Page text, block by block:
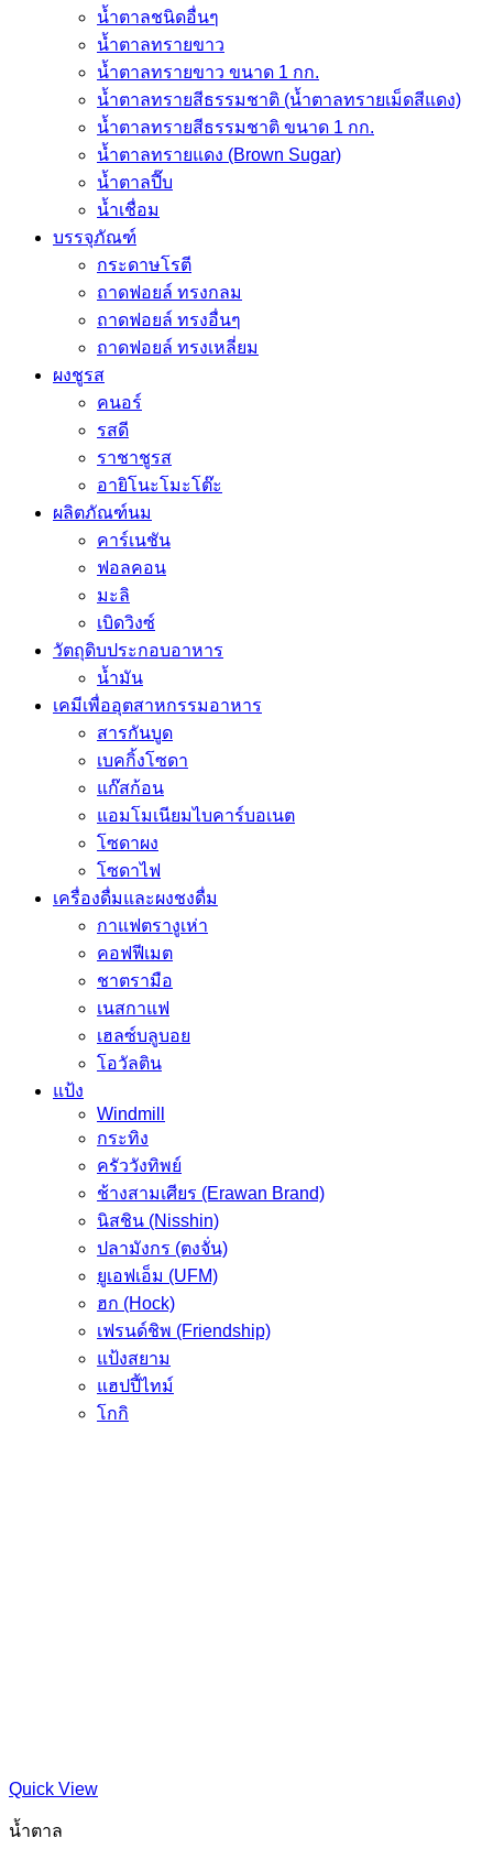
น้ำตาลชนิดอื่นๆ
น้ำตาลทรายขาว
น้ำตาลทรายขาว ขนาด 1 กก.
น้ำตาลทรายสีธรรมชาติ (น้ำตาลทรายเม็ดสีแดง)
น้ำตาลทรายสีธรรมชาติ ขนาด 1 กก.
น้ำตาลทรายแดง (Brown Sugar)
น้ำตาลปี๊บ
น้ำเชื่อม
บรรจุภัณฑ์
กระดาษโรตี
ถาดฟอยล์ ทรงกลม
ถาดฟอยล์ ทรงอื่นๆ
ถาดฟอยล์ ทรงเหลี่ยม
ผงชูรส
คนอร์
รสดี
ราชาชูรส
อายิโนะโมะโต๊ะ
ผลิตภัณฑ์นม
คาร์เนชัน
ฟอลคอน
มะลิ
เบิดวิงซ์
วัตถุดิบประกอบอาหาร
น้ำมัน
เคมีเพื่ออุตสาหกรรมอาหาร
สารกันบูด
เบคกิ้งโซดา
แก๊สก้อน
แอมโมเนียมไบคาร์บอเนต
โซดาผง
โซดาไฟ
เครื่องดื่มและผงชงดื่ม
กาแฟตรางูเห่า
คอฟฟีเมต
ชาตรามือ
เนสกาแฟ
เฮลซ์บลูบอย
โอวัลติน
แป้ง
Windmill
กระทิง
ครัววังทิพย์
ช้างสามเศียร (Erawan Brand)
นิสชิน (Nisshin)
ปลามังกร (ตงจั่น)
ยูเอฟเอ็ม (UFM)
ฮก (Hock)
เฟรนด์ชิพ (Friendship)
แป้งสยาม
แฮปปี้ไทม์
โกกิ
Quick View
น้ำตาล